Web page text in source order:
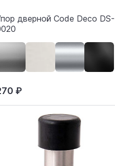
дверной Code Deco DS-
₽